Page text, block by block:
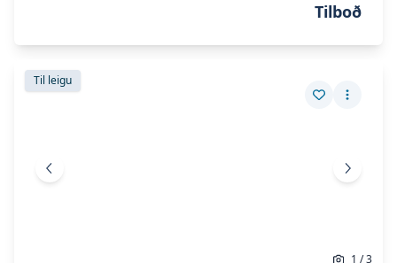
Tilboð
Skoða eignina
Til leigu
Vista eign
Fleiri
Skoða eignina
Fyrri mynd Næsta
1 /3